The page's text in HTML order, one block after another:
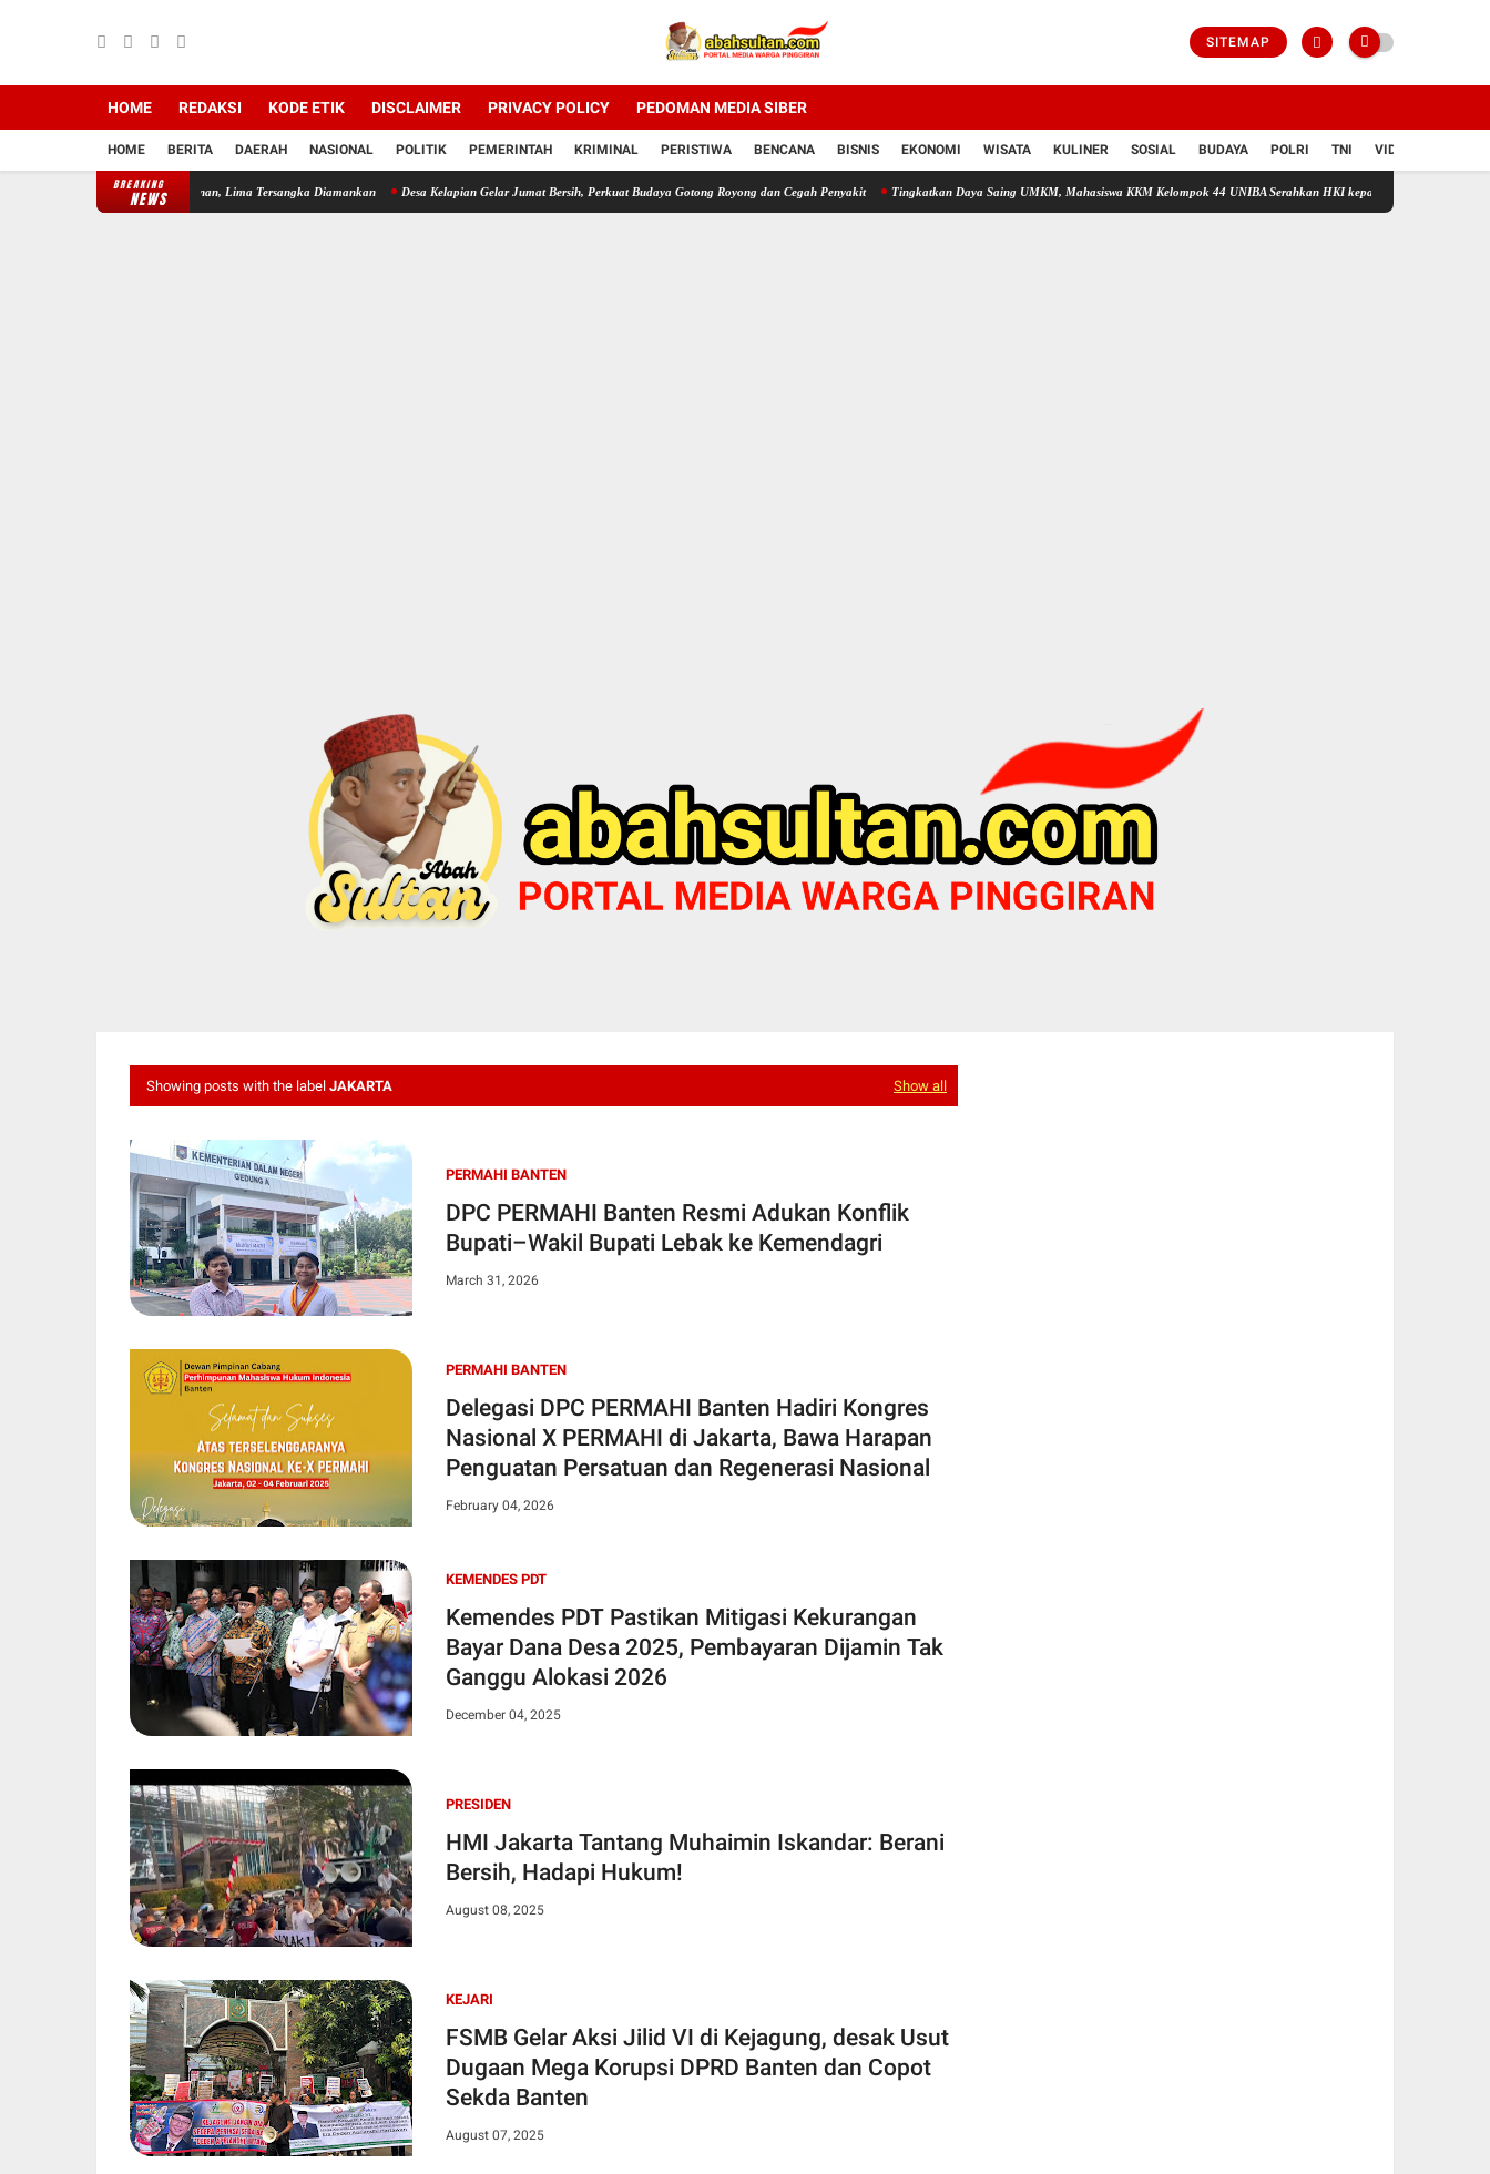
SITEMAP
HOME REDAKSI KODE ETIK DISCLAIMER PRIVACY POLICY PEDOMAN MEDIA SIBER
HOME BERITA DAERAH NASIONAL POLITIK PEMERINTAH KRIMINAL PERISTIWA BENCANA BISNIS EKONOMI WISATA KULINER SOSIAL BUDAYA POLRI TNI VIDIO
BREAKING
NEWS
Pencuri Besi Bangunan, Lima Tersangka Diamankan Desa Kelapian Gelar Jumat Bersih, Perkuat Budaya Gotong Royong dan Cegah Penyakit Tingkatkan Daya Saing UMKM, Mahasiswa KKM Kelompok 44 UNIBA Serahkan HKI kepada UMKM Kreatif TAPAI di
Showing posts with the label JAKARTA Show all
PERMAHI BANTEN
DPC PERMAHI Banten Resmi Adukan Konflik
Bupati–Wakil Bupati Lebak ke Kemendagri
March 31, 2026
PERMAHI BANTEN
Delegasi DPC PERMAHI Banten Hadiri Kongres
Nasional X PERMAHI di Jakarta, Bawa Harapan
Penguatan Persatuan dan Regenerasi Nasional
February 04, 2026
KEMENDES PDT
Kemendes PDT Pastikan Mitigasi Kekurangan
Bayar Dana Desa 2025, Pembayaran Dijamin Tak
Ganggu Alokasi 2026
December 04, 2025
PRESIDEN
HMI Jakarta Tantang Muhaimin Iskandar: Berani
Bersih, Hadapi Hukum!
August 08, 2025
KEJARI
FSMB Gelar Aksi Jilid VI di Kejagung, desak Usut
Dugaan Mega Korupsi DPRD Banten dan Copot
Sekda Banten
August 07, 2025